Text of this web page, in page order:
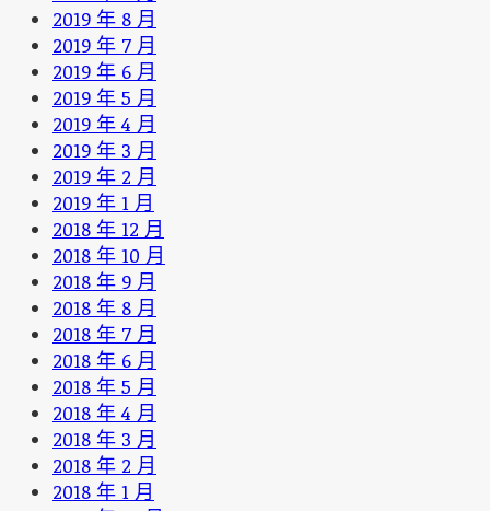
2019 年 8 月
2019 年 7 月
2019 年 6 月
2019 年 5 月
2019 年 4 月
2019 年 3 月
2019 年 2 月
2019 年 1 月
2018 年 12 月
2018 年 10 月
2018 年 9 月
2018 年 8 月
2018 年 7 月
2018 年 6 月
2018 年 5 月
2018 年 4 月
2018 年 3 月
2018 年 2 月
2018 年 1 月